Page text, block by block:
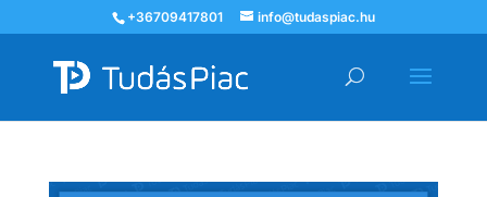
+36709417801 info@tudaspiac.hu